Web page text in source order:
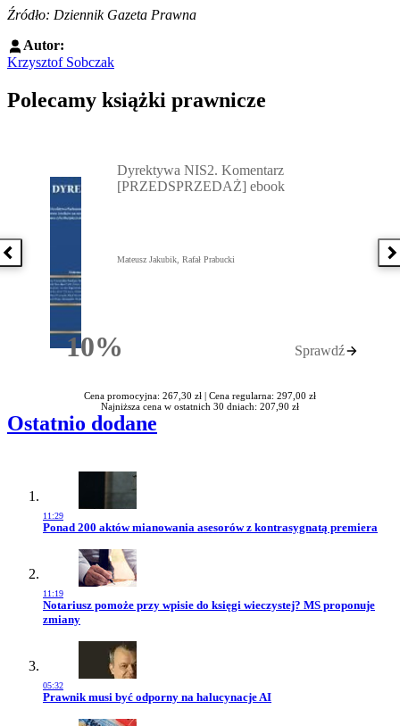
Źródło: Dziennik Gazeta Prawna
Autor:
Krzysztof Sobczak
Polecamy książki prawnicze
Poprzednia książka
10%Rabatu
Dyrektywa NIS2. Komentarz
[PRZEDSPRZEDAŻ] ebook
Mateusz Jakubik, Rafał Prabucki
Sprawdź
Cena promocyjna: 267,30 zł | Cena regularna: 297,00 zł
Najniższa cena w ostatnich 30 dniach: 207,90 zł
Ostatnio dodane
11:29
Przejdź do artykułu:
Ponad 200 aktów mianowania asesorów z kontrasygnatą premiera
11:19
Przejdź do artykułu:
Notariusz pomoże przy wpisie do księgi wieczystej? MS proponuje
zmiany
05:32
Przejdź do artykułu:
Prawnik musi być odporny na halucynacje AI